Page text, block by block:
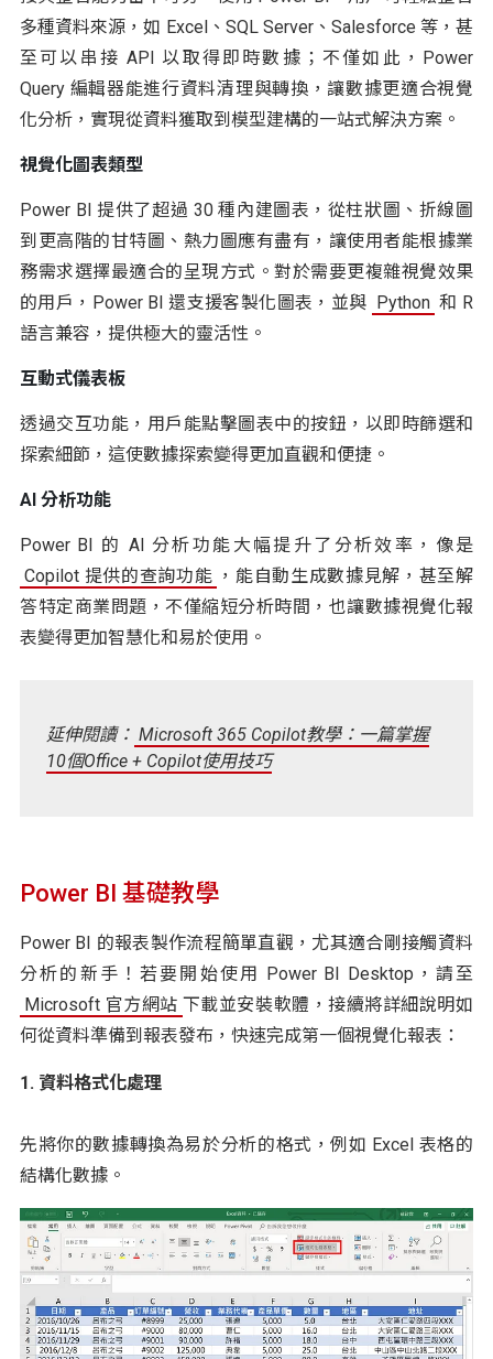
多種資料來源，如 Excel、SQL Server、Salesforce 等，甚
至可以串接 API 以取得即時數據；不僅如此，Power
Query 編輯器能進行資料清理與轉換，讓數據更適合視覺
化分析，實現從資料獲取到模型建構的一站式解決方案。
視覺化圖表類型
Power BI 提供了超過 30 種內建圖表，從柱狀圖、折線圖
到更高階的甘特圖、熱力圖應有盡有，讓使用者能根據業
務需求選擇最適合的呈現方式。對於需要更複雜視覺效果
的用戶，Power BI 還支援客製化圖表，並與 Python 和 R
語言兼容，提供極大的靈活性。
互動式儀表板
透過交互功能，用戶能點擊圖表中的按鈕，以即時篩選和
探索細節，這使數據探索變得更加直觀和便捷。
AI 分析功能
Power BI 的 AI 分析功能大幅提升了分析效率，像是
Copilot 提供的查詢功能 ，能自動生成數據見解，甚至解
答特定商業問題，不僅縮短分析時間，也讓數據視覺化報
表變得更加智慧化和易於使用。
延伸閱讀： Microsoft 365 Copilot教學：一篇掌握
10個Office + Copilot使用技巧
Power BI 基礎教學
Power BI 的報表製作流程簡單直觀，尤其適合剛接觸資料
分析的新手！若要開始使用 Power BI Desktop，請至
Microsoft 官方網站 下載並安裝軟體，接續將詳細說明如
何從資料準備到報表發布，快速完成第一個視覺化報表：
1. 資料格式化處理
先將你的數據轉換為易於分析的格式，例如 Excel 表格的
結構化數據。